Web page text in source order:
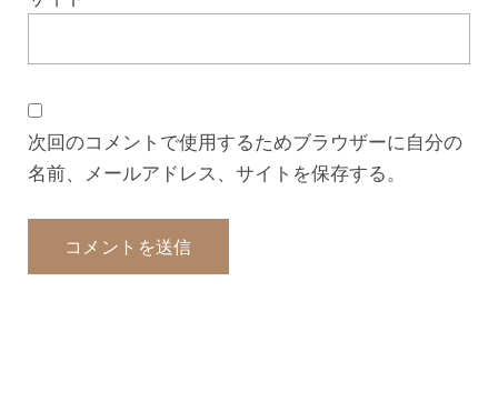
次回のコメントで使用するためブラウザーに自分の
名前、メールアドレス、サイトを保存する。